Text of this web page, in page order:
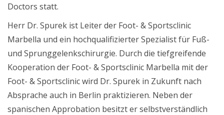
Doctors statt.
Herr Dr. Spurek ist Leiter der Foot- & Sportsclinic
Marbella und ein hochqualifizierter Spezialist für Fuß-
und Sprunggelenkschirurgie. Durch die tiefgreifende
Kooperation der Foot- & Sportsclinic Marbella mit der
Foot- & Sportsclinic wird Dr. Spurek in Zukunft nach
Absprache auch in Berlin praktizieren. Neben der
spanischen Approbation besitzt er selbstverständlich